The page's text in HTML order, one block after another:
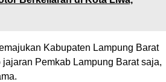
Kabupaten Lampung Barat
Pemkab Lampung Barat saja,